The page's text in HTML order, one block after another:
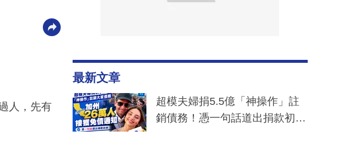
人，先有
最新文章
超模夫婦捐5.5億「神操作」註
銷債務！憑一句話道出捐款初